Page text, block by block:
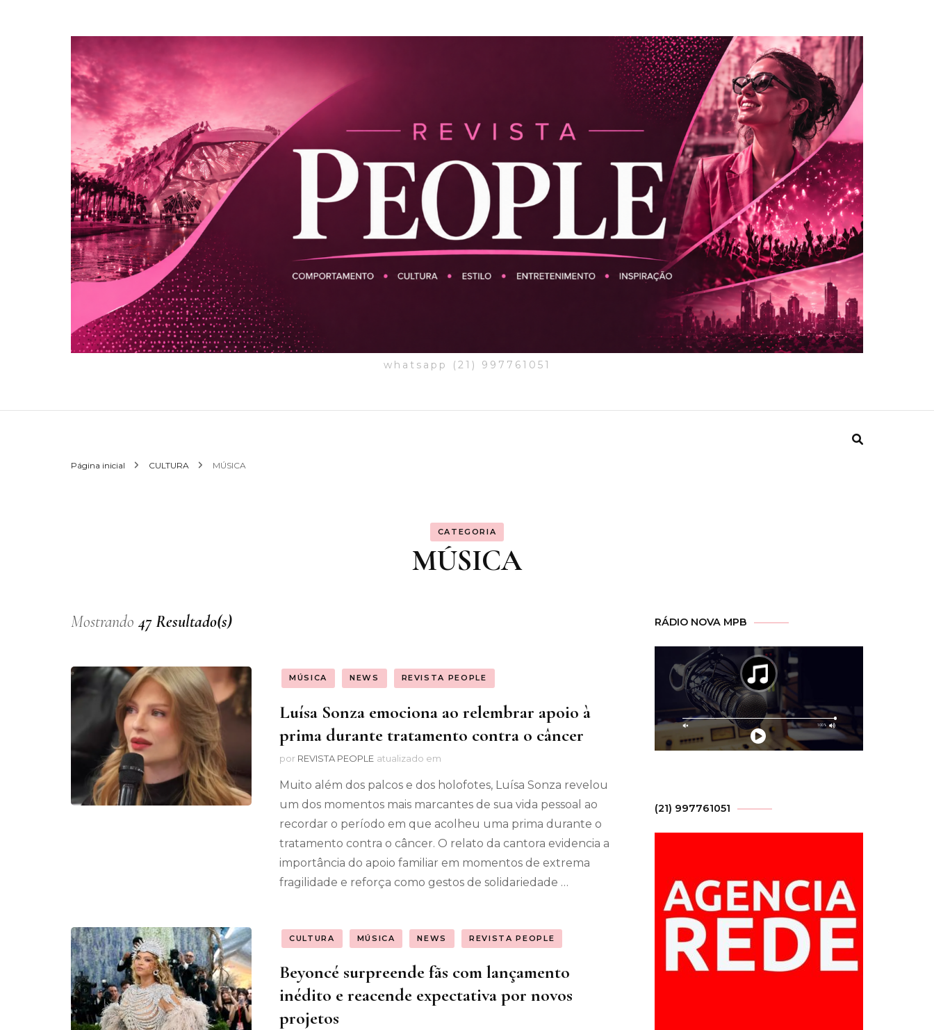
whatsapp (21) 997761051
Página inicial CULTURA MÚSICA
CATEGORIA
MÚSICA
Mostrando 47 Resultado(s)
MÚSICA NEWS REVISTA PEOPLE
Luísa Sonza emociona ao relembrar apoio à
prima durante tratamento contra o câncer
por REVISTA PEOPLE atualizado em
Muito além dos palcos e dos holofotes, Luísa Sonza revelou
um dos momentos mais marcantes de sua vida pessoal ao
recordar o período em que acolheu uma prima durante o
tratamento contra o câncer. O relato da cantora evidencia a
importância do apoio familiar em momentos de extrema
fragilidade e reforça como gestos de solidariedade …
CULTURA MÚSICA NEWS REVISTA PEOPLE
Beyoncé surpreende fãs com lançamento
inédito e reacende expectativa por novos
projetos
RÁDIO NOVA MPB
(21) 997761051